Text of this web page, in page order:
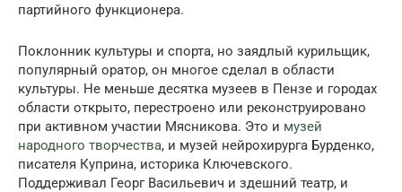
партийного функционера.
Поклонник культуры и спорта, но заядлый курильщик,
популярный оратор, он многое сделал в области
культуры. Не меньше десятка музеев в Пензе и городах
области открыто, перестроено или реконструировано
при активном участии Мясникова. Это и музей
народного творчества, и музей нейрохирурга Бурденко,
писателя Куприна, историка Ключевского.
Поддерживал Георг Васильевич и здешний театр, и